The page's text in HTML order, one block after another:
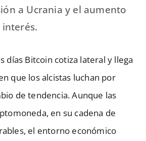
a Ucrania y el aumento
interés.
días Bitcoin cotiza lateral y llega
que los alcistas luchan por
de tendencia. Aunque las
en su cadena de
el entorno económico